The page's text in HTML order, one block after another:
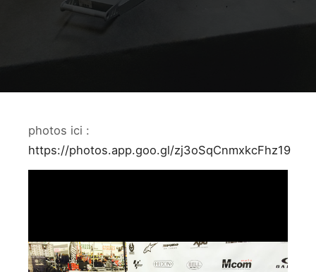
photos ici :
https://photos.app.goo.gl/zj3oSqCnmxkcFhz19